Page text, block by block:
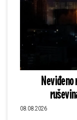
Neviđeno
08.08.2026